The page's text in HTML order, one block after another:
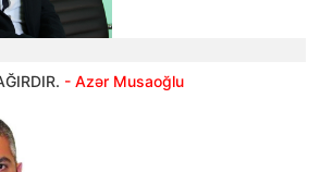
- Azər Musaoğlu